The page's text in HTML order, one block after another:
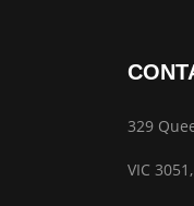
329
VIC